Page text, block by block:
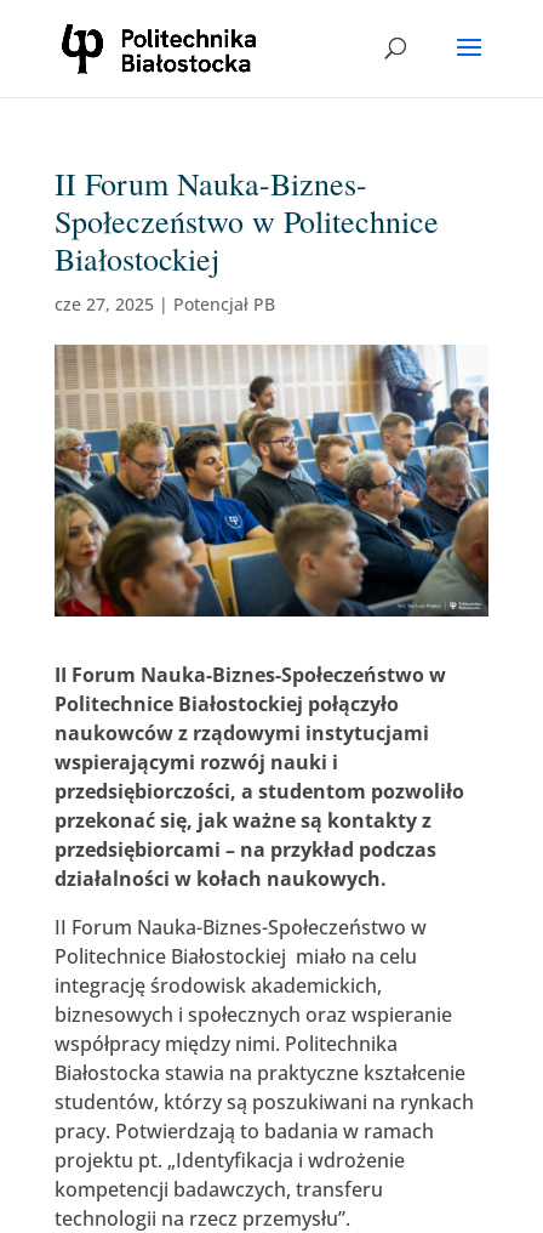
II Forum Nauka-Biznes-
Społeczeństwo w Politechnice
Białostockiej
cze 27, 2025| Potencjał PB
II Forum Nauka-Biznes-Społeczeństwo w
Politechnice Białostockiej połączyło
naukowców z rządowymi instytucjami
wspierającymi rozwój nauki i
przedsiębiorczości, a studentom pozwoliło
przekonać się, jak ważne są kontakty z
przedsiębiorcami – na przykład podczas
działalności w kołach naukowych.
II Forum Nauka-Biznes-Społeczeństwo w
Politechnice Białostockiej miało na celu
integrację środowisk akademickich,
biznesowych i społecznych oraz wspieranie
współpracy między nimi. Politechnika
Białostocka stawia na praktyczne kształcenie
studentów, którzy są poszukiwani na rynkach
pracy. Potwierdzają to badania w ramach
projektu pt. „Identyfikacja i wdrożenie
kompetencji badawczych, transferu
technologii na rzecz przemysłu”.